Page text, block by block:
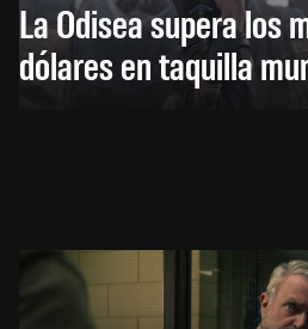
La Odisea supera los
dólares en taquilla